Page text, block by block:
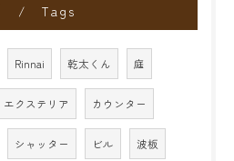
Tags
Rinnai 乾太くん 庭
エクステリア カウンター
シャッター ビル 波板